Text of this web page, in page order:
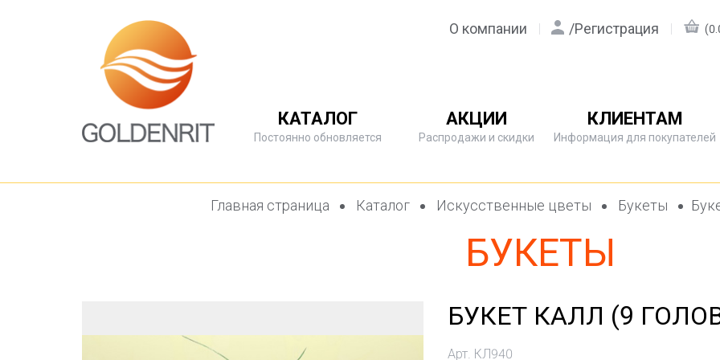
О компании /Регистрация
КАТАЛОГ
Постоянно обновляется
АКЦИИ
Распродажи и скидки
КЛИЕНТАМ
Информация для покупателей
Главная страница Каталог Искусственные цветы Букеты
БУКЕТЫ
БУКЕТ КАЛЛ (9
Арт. КЛ940